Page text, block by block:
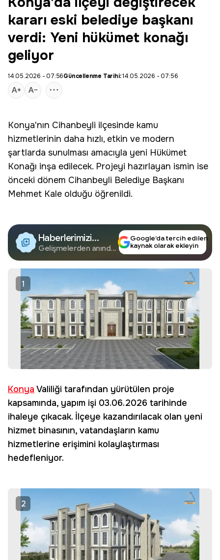
kararı eski belediye başkanı
verdi: Yeni hükümet konağı
geliyor
14.05.2026 - 07:56Güncellenme Tarihi:14.05.2026 - 07:56
Konya'nın Cihanbeyli ilçesinde kamu
hizmetlerinin daha hızlı, etkin ve modern
şartlarda sunulması amacıyla yeni Hükümet
Konağı inşa edilecek. Projeyi hazırlayan ismin ise
önceki dönem Cihanbeyli Belediye Başkanı
Mehmet Kale olduğu öğrenildi.
Haberlerimizi
Google'da Takip
Edin
Gelişmelerden anında
Google’da tercih edilen
kaynak olarak ekleyin
1
Konya Valiliği tarafından yürütülen proje
kapsamında, yapım işi 03.06.2026 tarihinde
ihaleye çıkacak. İlçeye kazandırılacak olan yeni
hizmet binasının, vatandaşların kamu
hizmetlerine erişimini kolaylaştırması
hedefleniyor.
2